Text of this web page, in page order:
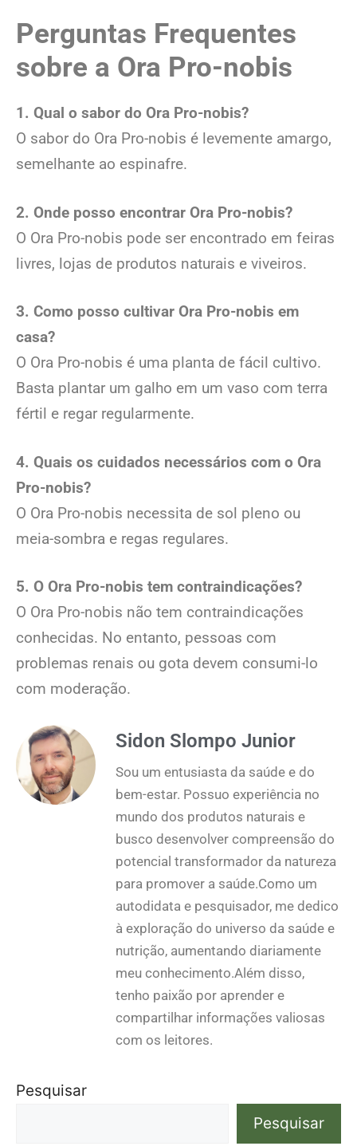
Perguntas Frequentes
sobre a Ora Pro-nobis
1. Qual o sabor do Ora Pro-nobis?
O sabor do Ora Pro-nobis é levemente amargo,
semelhante ao espinafre.
2. Onde posso encontrar Ora Pro-nobis?
O Ora Pro-nobis pode ser encontrado em feiras
livres, lojas de produtos naturais e viveiros.
3. Como posso cultivar Ora Pro-nobis em
casa?
O Ora Pro-nobis é uma planta de fácil cultivo.
Basta plantar um galho em um vaso com terra
fértil e regar regularmente.
4. Quais os cuidados necessários com o Ora
Pro-nobis?
O Ora Pro-nobis necessita de sol pleno ou
meia-sombra e regas regulares.
5. O Ora Pro-nobis tem contraindicações?
O Ora Pro-nobis não tem contraindicações
conhecidas. No entanto, pessoas com
problemas renais ou gota devem consumi-lo
com moderação.
Sidon Slompo Junior
Sou um entusiasta da saúde e do
bem-estar. Possuo experiência no
mundo dos produtos naturais e
busco desenvolver compreensão do
potencial transformador da natureza
para promover a saúde.Como um
autodidata e pesquisador, me dedico
à exploração do universo da saúde e
nutrição, aumentando diariamente
meu conhecimento.Além disso,
tenho paixão por aprender e
compartilhar informações valiosas
com os leitores.
Pesquisar
Pesquisar